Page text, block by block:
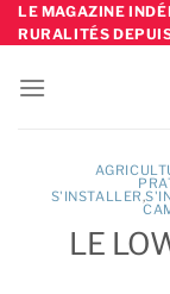
Skip
to
LE MAGAZINE
RURALITÉS
S'INSTALLER,
LE